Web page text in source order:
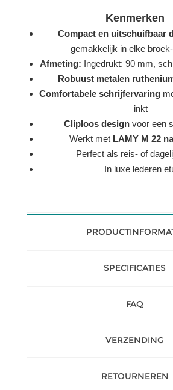
Kenmerken
Compact en uitschuifbaar
gemakkelijk in elke
Afmeting: Ingedrukt: 90 mm,
Robuust metalen
Comfortabele schrijfervaring
inkt
Cliploos designvoor een
Werkt met LAMY M 22
Perfect als reis- of
In luxe lederen
SPECIFICATIES
FAQ
VERZENDING
RETOURNEREN